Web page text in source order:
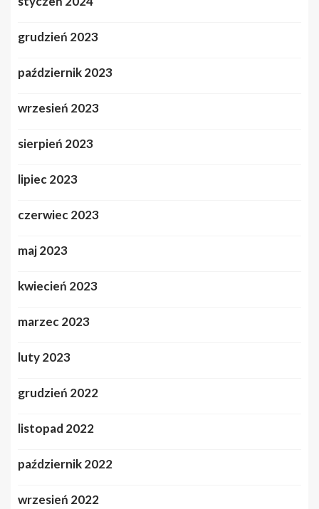
grudzień 2023
październik 2023
wrzesień 2023
sierpień 2023
lipiec 2023
czerwiec 2023
maj 2023
kwiecień 2023
marzec 2023
luty 2023
grudzień 2022
listopad 2022
październik 2022
wrzesień 2022